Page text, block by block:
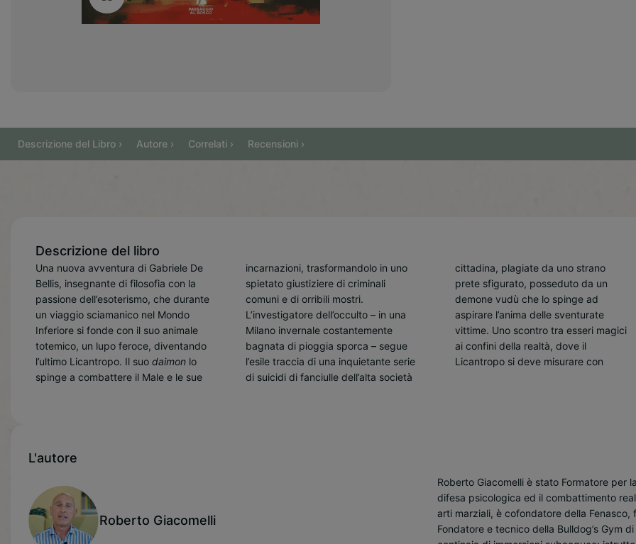
Descrizione del Libro › Autore › Correlati › Recensioni ›
Descrizione del libro
Una nuova avventura di Gabriele De
Bellis, insegnante di filosofia con la
passione dell’esoterismo, che durante
un viaggio sciamanico nel Mondo
Inferiore si fonde con il suo animale
totemico, un lupo feroce, diventando
l’ultimo Licantropo. Il suo daimon lo
spinge a combattere il Male e le sue
incarnazioni, trasformandolo in uno
spietato giustiziere di criminali
comuni e di orribili mostri.
L’investigatore dell’occulto – in una
Milano invernale costantemente
bagnata di pioggia sporca – segue
l’esile traccia di una inquietante serie
di suicidi di fanciulle dell’alta società
cittadina, plagiate da uno strano
prete sfigurato, posseduto da un
demone vudù che lo spinge ad
aspirare l’anima delle sventurate
vittime. Uno scontro tra esseri magici
ai confini della realtà, dove il
Licantropo si deve misurare con
potenze arcane che vogliono il
dominio di esseri umani ridotti a
schiavi. Lotte contro delinquenti
incalliti e scontri sul piano sottile con
entità perverse: una guerra senza
quartiere che porterà ad un tragico
L'autore
Roberto Giacomelli
Roberto Giacomelli è stato Formatore per
difesa psicologica ed il combattimento
arti marziali, è cofondatore della
Fondatore e tecnico della Bulldog’s Gym